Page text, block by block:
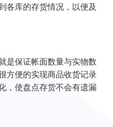
各库的存货情况，以便及
是保证帐面数量与实物数
方便的实现商品收货记录
，使盘点存货不会有遗漏